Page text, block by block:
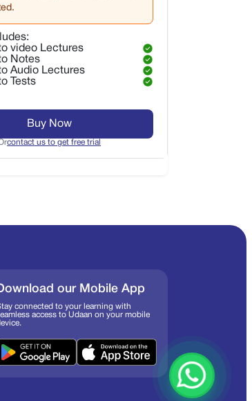
video Lectures
Notes
Audio Lectures
Tests
Buy Now
contact us to get free trial
our Mobile App
connected to your learning with
access to Udaan on your mobile